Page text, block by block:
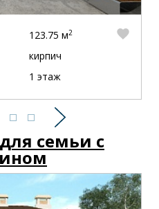
Следующий
123.75 м2
кирпич
1 этаж
семьи с